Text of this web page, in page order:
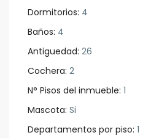
Dormitorios: 4
Baños: 4
Antiguedad: 26
Cochera: 2
N° Pisos del inmueble: 1
Mascota: Si
Departamentos por piso: 1